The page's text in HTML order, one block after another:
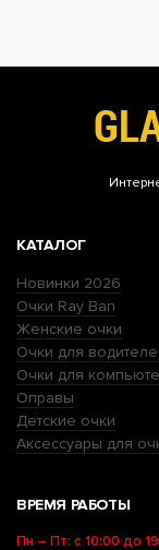
КАТАЛОГ
Новинки 2026
Очки Ray Ban
Женские очки
Очки для
Очки для
Оправы
Детские очки
Аксессуары для
ВРЕМЯ РАБОТЫ
Пн – Пт: с 10:00 до